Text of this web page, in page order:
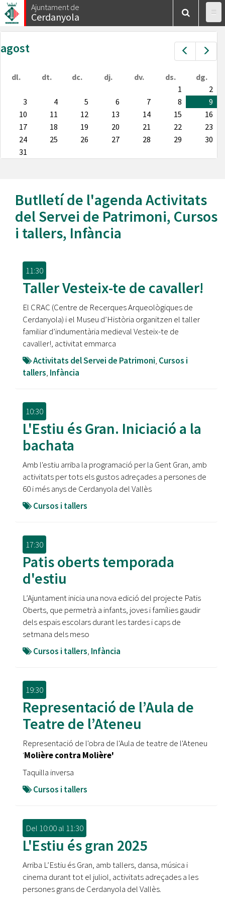
Vés
al
contingut
Ajuntament de
Cerdanyola
Prev
agost
dl. dt. dc. dj. dv. ds.
dg.
1
2
3
4 5 6 7 8
9
10
11 12 13 14 15
16
17
18 19 20 21 22
23
24
25 26 27 28 29
30
31
Butlletí de l'agenda Activitats
del Servei de Patrimoni, Cursos
i tallers, Infància
11:30
Taller Vesteix-te de cavaller!
El CRAC (Centre de Recerques Arqueològiques de
Cerdanyola) i el Museu d’Història organitzen el taller
familiar d’indumentària medieval Vesteix-te de
cavaller!, activitat emmarca
Activitats del Servei de Patrimoni, Cursos i
tallers, Infància
10:30
L'Estiu és Gran. Iniciació a la
bachata
Amb l'estiu arriba la programació per la Gent Gran, amb
activitats per tots els gustos adreçades a persones de
60 i més anys de Cerdanyola del Vallès
Cursos i tallers
17:30
Patis oberts temporada
d'estiu
L’Ajuntament inicia una nova edició del projecte Patis
Oberts, que permetrà a infants, joves i famílies gaudir
dels espais escolars durant les tardes i caps de
setmana dels meso
Cursos i tallers, Infància
19:30
Representació de l’Aula de
Teatre de l’Ateneu
Representació de l'obra de l'Aula de teatre de l'Ateneu
'Molière contra Molière'
Taquilla inversa
Cursos i tallers
Del 10:00al 11:30
L'Estiu és gran 2025
Arriba L’Estiu és Gran, amb tallers, dansa, música i
cinema durant tot el juliol, activitats adreçades a les
persones grans de Cerdanyola del Vallès.